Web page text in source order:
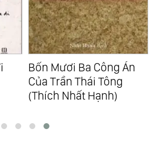
Bốn Mươi Ba Công Án
Của Trần Thái Tông
(Thích Nhất Hạnh)